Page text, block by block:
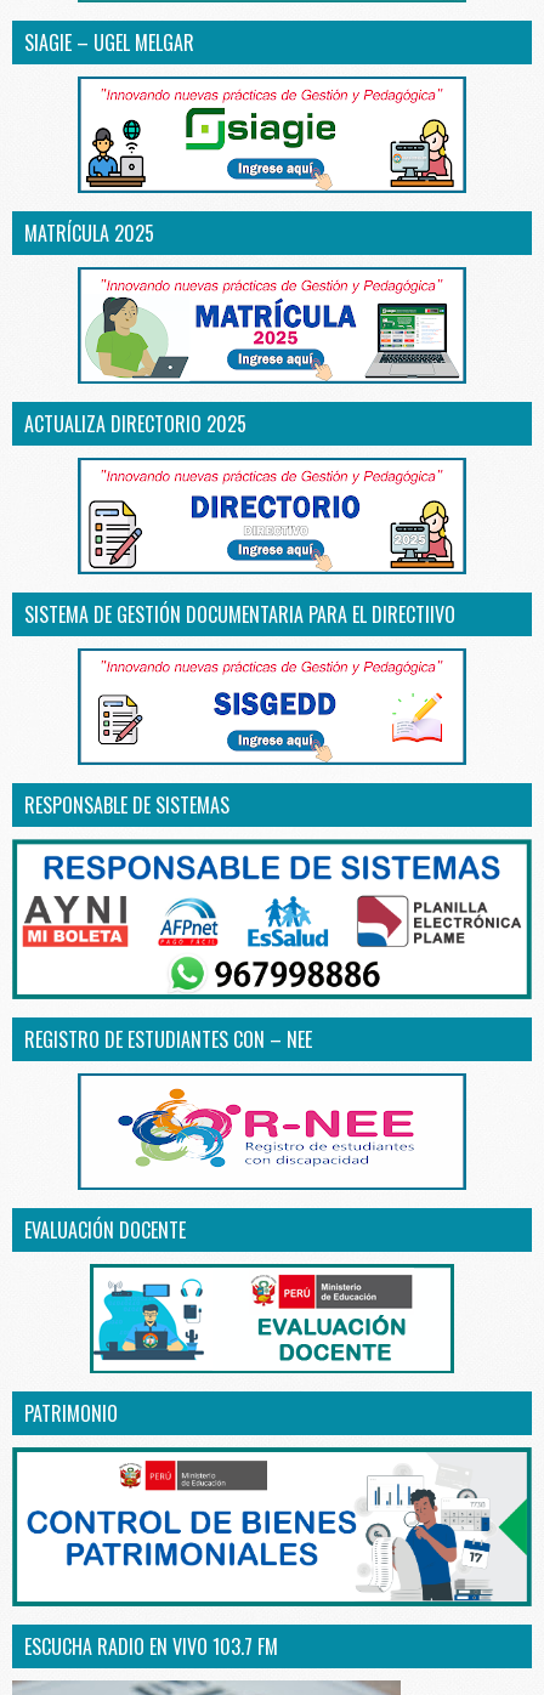
SIAGIE – UGEL MELGAR
MATRÍCULA 2025
ACTUALIZA DIRECTORIO 2025
SISTEMA DE GESTIÓN DOCUMENTARIA PARA EL DIRECTIIVO
RESPONSABLE DE SISTEMAS
REGISTRO DE ESTUDIANTES CON – NEE
EVALUACIÓN DOCENTE
PATRIMONIO
ESCUCHA RADIO EN VIVO 103.7 FM